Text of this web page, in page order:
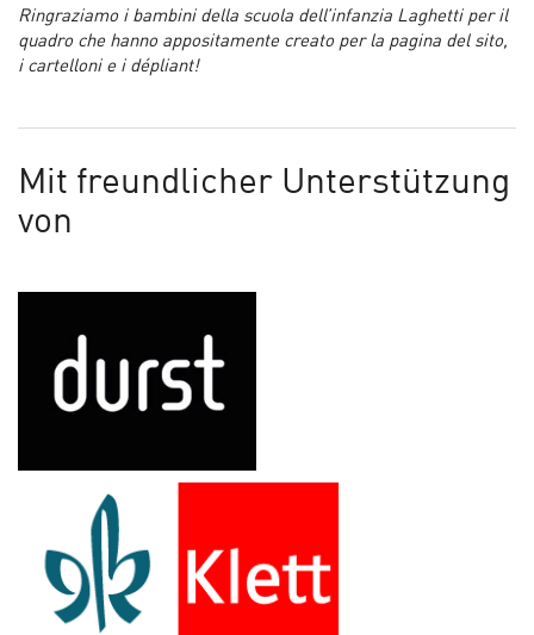
Ringraziamo i bambini della scuola dell’infanzia Laghetti per il
quadro che hanno appositamente creato per la pagina del sito,
i cartelloni e i dépliant!
Mit freundlicher Unterstützung
von